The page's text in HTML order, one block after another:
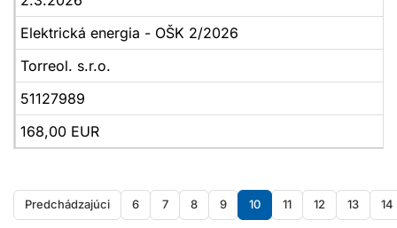
Elektrická energia - OŠK 2/2026
Torreol. s.r.o.
51127989
168,00 EUR
Predchádzajúci 6 7 8 9 10 11 12 13 14